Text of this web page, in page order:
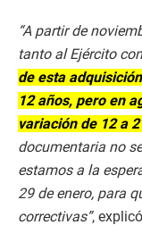
“A partir de
tanto al Ejército
de esta
12 años, pero en
variación de 12 a
documentaria no
estamos a la
29 de enero, para
correctivas”,